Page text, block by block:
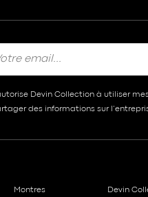
Devin Collection à utiliser
des informations sur
Montres Devin